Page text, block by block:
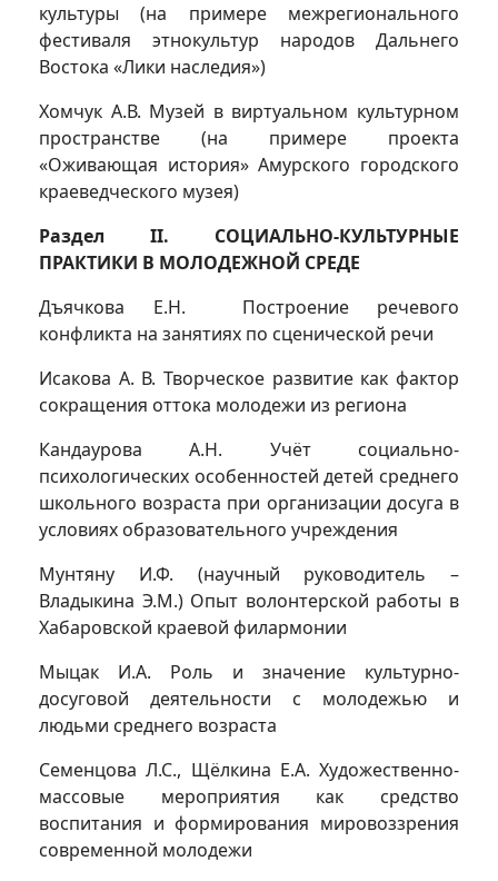
культуры (на примере межрегионального
фестиваля этнокультур народов Дальнего
Востока «Лики наследия»)
Хомчук А.В. Музей в виртуальном культурном
пространстве (на примере проекта
«Оживающая история» Амурского городского
краеведческого музея)
Раздел II. СОЦИАЛЬНО-КУЛЬТУРНЫЕ
ПРАКТИКИ В МОЛОДЕЖНОЙ СРЕДЕ
Дъячкова Е.Н. Построение речевого
конфликта на занятиях по сценической речи
Исакова А. В. Творческое развитие как фактор
сокращения оттока молодежи из региона
Кандаурова А.Н. Учёт социально-
психологических особенностей детей среднего
школьного возраста при организации досуга в
условиях образовательного учреждения
Мунтяну И.Ф. (научный руководитель –
Владыкина Э.М.) Опыт волонтерской работы в
Хабаровской краевой филармонии
Мыцак И.А. Роль и значение культурно-
досуговой деятельности с молодежью и
людьми среднего возраста
Семенцова Л.С., Щёлкина Е.А. Художественно-
массовые мероприятия как средство
воспитания и формирования мировоззрения
современной молодежи